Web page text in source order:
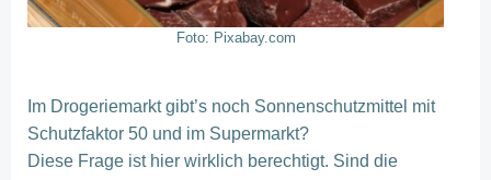
Foto: Pixabay.com
Im Drogeriemarkt gibt’s noch Sonnenschutzmittel mit
Schutzfaktor 50 und im Supermarkt?
Diese Frage ist hier wirklich berechtigt. Sind die